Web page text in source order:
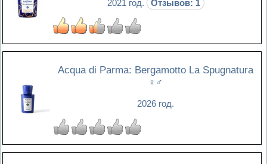
2021 год. Отзывов: 1
Acqua di Parma: Bergamotto La Spugnatura
♀♂
2026 год.